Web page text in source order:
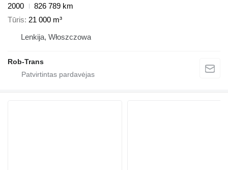
2000
826 789 km
Tūris 21 000 m³
Lenkija, Włoszczowa
Rob-Trans